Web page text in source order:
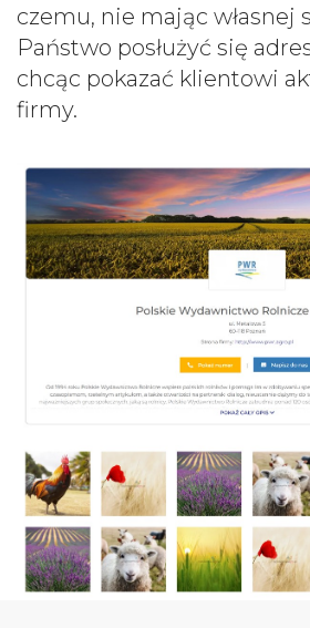
czemu, nie mając własnej
Państwo posłużyć się
chcąc pokazać klientowi
firmy.